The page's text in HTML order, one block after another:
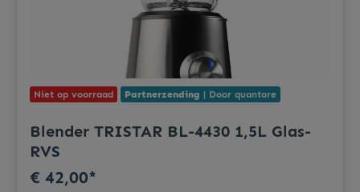
Niet op voorraad Partnerzending | Door quantore
Blender TRISTAR BL-4430 1,5L Glas-
RVS
€ 42,00*